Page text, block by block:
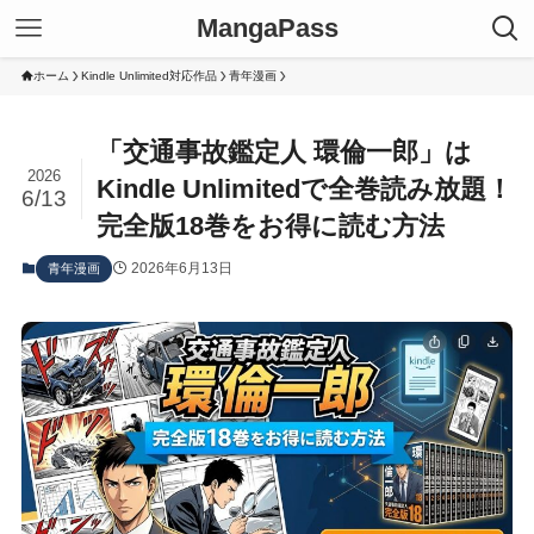
MangaPass
ホーム Kindle Unlimited対応作品 青年漫画
「交通事故鑑定人 環倫一郎」は
Kindle Unlimitedで全巻読み放題！
完全版18巻をお得に読む方法
2026
6/13
青年漫画 2026年6月13日